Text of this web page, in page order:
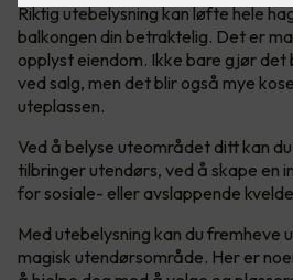
Riktig utebelysning kan løfte hele
balkongen din betraktelig. Det er
opplyst eiendom. Ikke bare gjør
ved salg, men det blir også mye
uteplassen.
Ved å belyse uteområdet ditt kan
tilbringer utendørs, ved å skape en
for sosiale- eller avslappende
Med utebelysning kan du fremheve
magisk utendørsområde. Her er